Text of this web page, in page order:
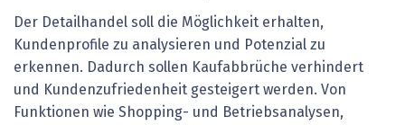
Der Detailhandel soll die Möglichkeit erhalten,
Kundenprofile zu analysieren und Potenzial zu
erkennen. Dadurch sollen Kaufabbrüche verhindert
und Kundenzufriedenheit gesteigert werden. Von
Funktionen wie Shopping- und Betriebsanalysen,